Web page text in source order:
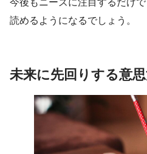
今後もニーズに注目するだけ
読めるようになるでしょう。
未来に先回りする意